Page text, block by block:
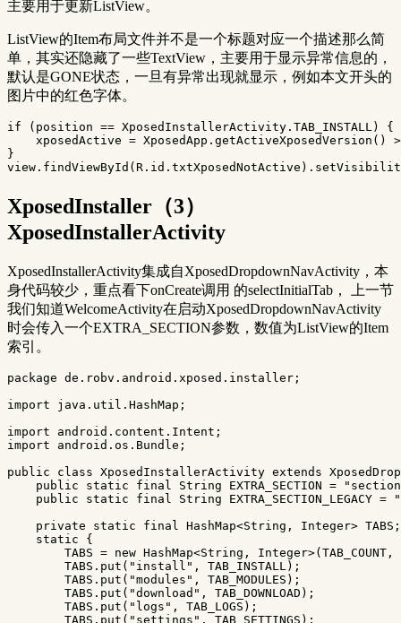
主要用于更新ListView。
ListView的Item布局文件并不是一个标题对应一个描述那么简
单，其实还隐藏了一些TextView，主要用于显示异常信息的，
默认是GONE状态，一旦有异常出现就显示，例如本文开头的
图片中的红色字体。
if ( position == XposedInstallerActivity . TAB_INSTALL)
{
xposedActive = XposedApp . getActiveXposedVersion ()
}
view . findViewById ( R . id . txtXposedNotActive ).
XposedInstaller（3）
XposedInstallerActivity
XposedInstallerActivity集成自XposedDropdownNavActivity，本
身代码较少，重点看下onCreate调用 的selectInitialTab， 上一节
我们知道WelcomeActivity在启动XposedDropdownNavActivity
时会传入一个EXTRA_SECTION参数，数值为ListView的Item
索引。
package de.robv.android.xposed.installer ;
import
java.util.HashMap ;
import
android.content.Intent ;
import
android.os.Bundle ;
public
class XposedInstallerActivity extends
public
static final String EXTRA_SECTION =
public
static final String EXTRA_SECTION_LEGACY =
private
static final HashMap<String , Integer> TABS ;
static
{
TABS = new HashMap<String , Integer>( TAB_COUNT ,
TABS . put ( "install" , TAB_INSTALL);
TABS . put ( "modules" , TAB_MODULES );
TABS . put ( "download" , TAB_DOWNLOAD );
TABS . put ( "logs" , TAB_LOGS );
TABS . put ( "settings" , TAB_SETTINGS );